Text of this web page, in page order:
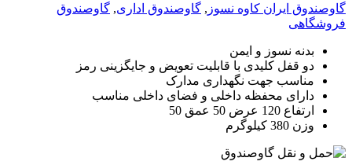
گاوصندوق ایران کاوه نسوز , گاوصندوق اداری, گاوصندوق
فروشگاهی
بدنه نسوز و ایمن
دو قفل کلیدی با قابلیت تعویض و جایگزینی رمز
مناسب جهت نگهداری مدارک
دارای محفظه داخلی و فضای داخلی مناسب
ارتفاع 120 عرض 50 عمق 50
وزن 380 کیلوگرم